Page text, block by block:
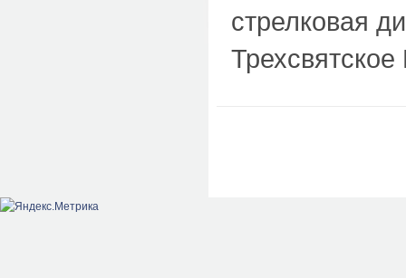
стрелковая